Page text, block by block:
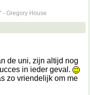
- Gregory House
de uni, zijn altijd nog
in ieder geval.
zo vriendelijk om me